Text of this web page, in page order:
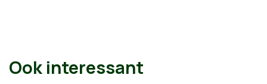
Ook interessant